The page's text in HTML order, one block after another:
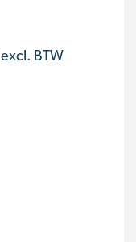
excl. BTW